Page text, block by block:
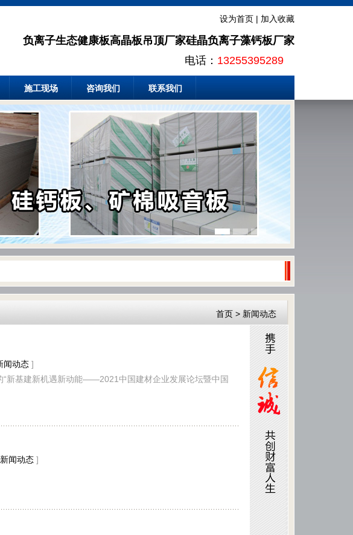
设为首页 | 加入收藏
负离子生态健康板高晶板吊顶厂家硅晶负离子藻钙板厂家
电话： 13255395289
施工现场 咨询我们 联系我们
首页 > 新闻动态
闻动态 ]
新基建新机遇新动能——2021中国建材企业发展论坛暨中国
新闻动态 ]